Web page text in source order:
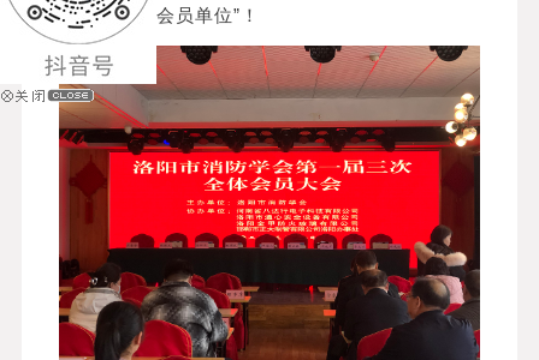
用户至上先进会员单位”！